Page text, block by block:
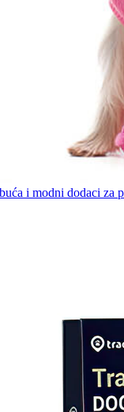
i modni dodaci za